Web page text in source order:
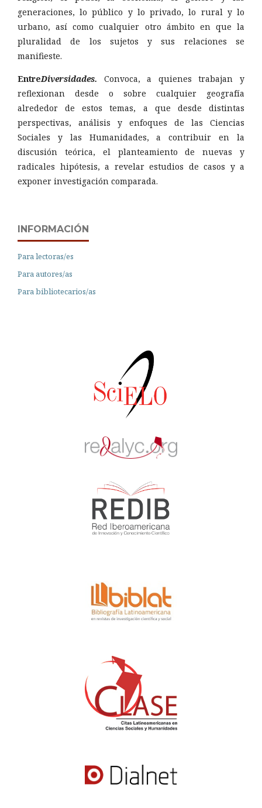
generaciones, lo público y lo privado, lo rural y lo
urbano, así como cualquier otro ámbito en que la
pluralidad de los sujetos y sus relaciones se
manifieste.
EntreDiversidades. Convoca, a quienes trabajan y
reflexionan desde o sobre cualquier geografía
alrededor de estos temas, a que desde distintas
perspectivas, análisis y enfoques de las Ciencias
Sociales y las Humanidades, a contribuir en la
discusión teórica, el planteamiento de nuevas y
radicales hipótesis, a revelar estudios de casos y a
exponer investigación comparada.
INFORMACIÓN
Para lectoras/es
Para autores/as
Para bibliotecarios/as